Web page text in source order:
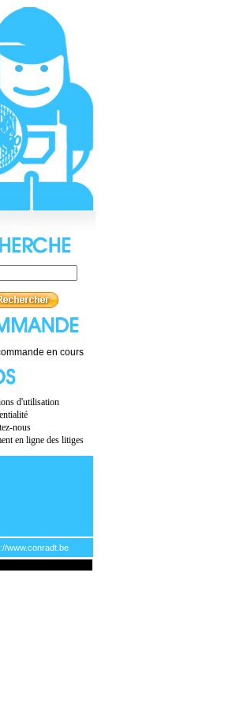
en cours
d'utilisation
nous
en ligne des litiges
www.conradt.be